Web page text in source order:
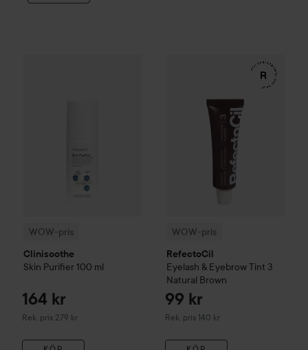
WOW-pris
Clinisoothe
Skin Purifier 100 ml
164 kr
Rek. pris 279 kr
Rekommenderat pris 279 kr
Rekommenderat pris 279 kr
WOW-pris
RefectoCil
Eyelash & Eyebrow Tint 3
Natural Brown
99 kr
Rek. pris 140 kr
Rekommenderat pris 140 kr
RefectoCilEyelash